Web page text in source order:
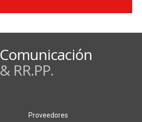
Comunicación
& RR.PP.
Proveedores